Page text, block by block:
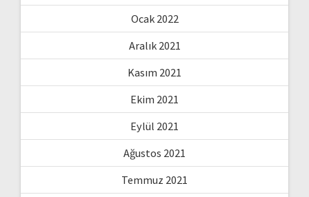
Ocak 2022
Aralık 2021
Kasım 2021
Ekim 2021
Eylül 2021
Ağustos 2021
Temmuz 2021